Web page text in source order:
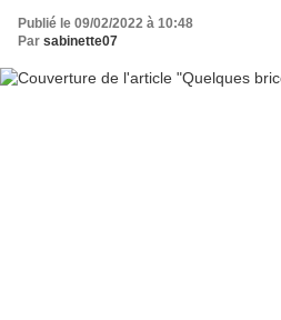
Publié le 09/02/2022 à 10:48
Par sabinette07